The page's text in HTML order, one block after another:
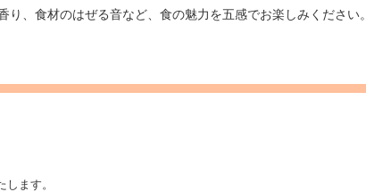
、食材のはぜる音など、食の魅力を五感でお楽しみください。
ます。